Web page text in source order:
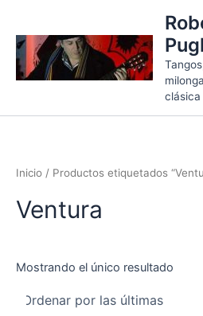
contenido
clásica
Inicio / Productos etiquetados
Ventura
Mostrando el único resultado